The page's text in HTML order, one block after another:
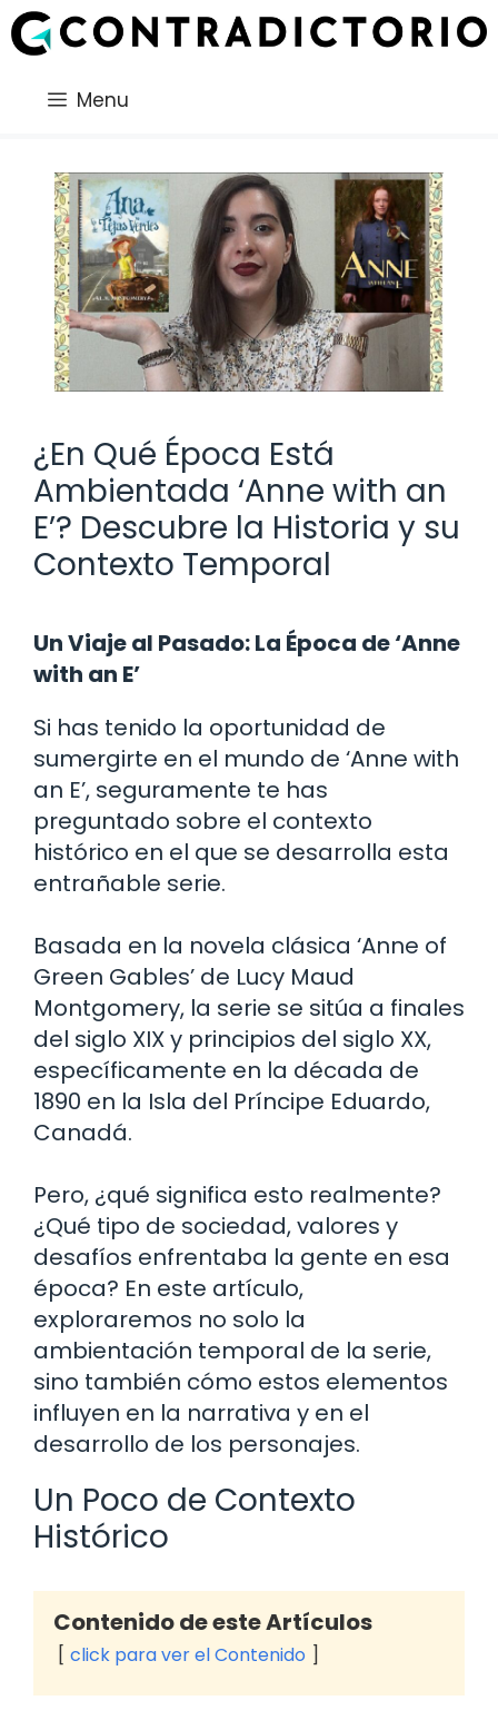
Saltar
al
Menu
¿En Qué Época Está
Ambientada ‘Anne with an
E’? Descubre la Historia y su
Contexto Temporal
Un Viaje al Pasado: La Época de ‘Anne
with an E’
Si has tenido la oportunidad de
sumergirte en el mundo de ‘Anne with
an E’, seguramente te has
preguntado sobre el contexto
histórico en el que se desarrolla esta
entrañable serie.
Basada en la novela clásica ‘Anne of
Green Gables’ de Lucy Maud
Montgomery, la serie se sitúa a finales
del siglo XIX y principios del siglo XX,
específicamente en la década de
1890 en la Isla del Príncipe Eduardo,
Canadá.
Pero, ¿qué significa esto realmente?
¿Qué tipo de sociedad, valores y
desafíos enfrentaba la gente en esa
época? En este artículo,
exploraremos no solo la
ambientación temporal de la serie,
sino también cómo estos elementos
influyen en la narrativa y en el
desarrollo de los personajes.
Un Poco de Contexto
Histórico
Contenido de este Artículos
click para ver el Contenido